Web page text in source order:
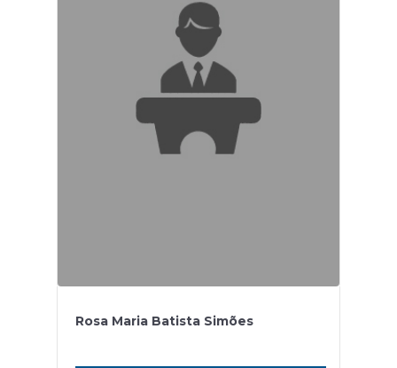
Rosa Maria Batista Simões